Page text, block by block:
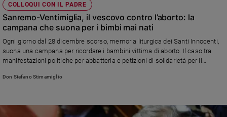
e
valori
Ambiente
e
Creato
di
COLLOQUI CON IL PADRE
Sanremo-Ventimiglia, il vescovo contro l’aborto: la
campana che suona per i bimbi mai nati
Ogni giorno dal 28 dicembre scorso, memoria liturgica dei Santi Innocenti,
suona una campana per ricordare i bambini vittima di aborto. Il caso tra
manifestazioni politiche per abbatterla e petizioni di solidarietà per il
Don Stefano Stimamiglio